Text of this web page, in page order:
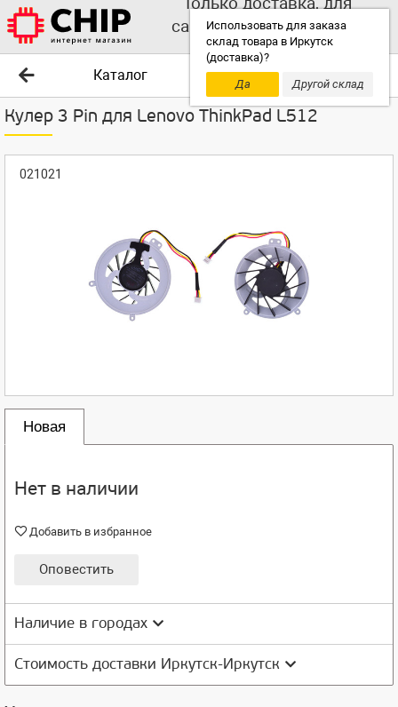
Использовать для заказа
склад товара в Иркутск
(доставка)?
Да
Другой склад
самовывоза выбирайте
другой склад!
Каталог
Кулер 3 Pin для Lenovo ThinkPad L512
021021
Новая
Нет в наличии
Добавить в избранное
Оповестить
Наличие в городах
Стоимость доставки Иркутск-Иркутск